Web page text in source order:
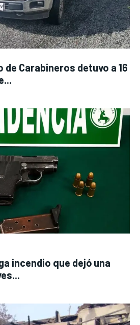
de Carabineros detuvo a 16
incendio que dejó una